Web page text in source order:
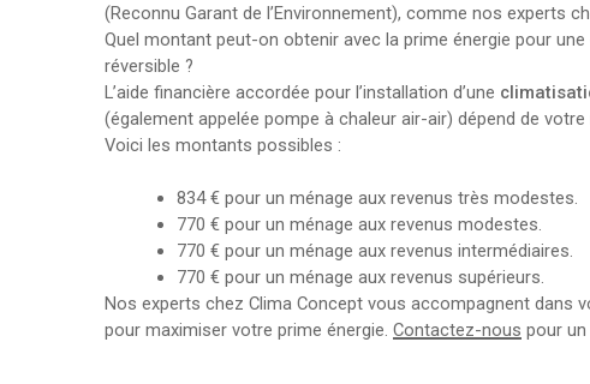
(Reconnu Garant de l’Environnement), comme nos experts
Quel montant peut-on obtenir avec la prime énergie pour
réversible ?
L’aide financière accordée pour l’installation d’une
(également appelée pompe à chaleur air-air) dépend de votre
Voici les montants possibles :
834 € pour un ménage aux revenus très modestes.
770 € pour un ménage aux revenus modestes.
770 € pour un ménage aux revenus intermédiaires.
770 € pour un ménage aux revenus supérieurs.
Nos experts chez Clima Concept vous accompagnent dans
pour maximiser votre prime énergie. Contactez-nous pour un